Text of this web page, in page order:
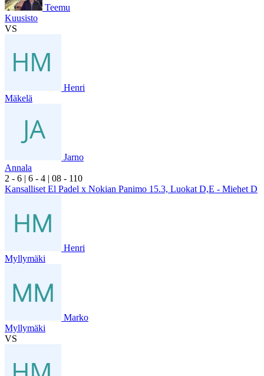
Teemu
Kuusisto
VS
Henri
Mäkelä
Jarno
Annala
2 - 6 | 6 - 4 | 08 - 110
Kansalliset El Padel x Nokian Panimo 15.3, Luokat D,E - Miehet D
Henri
Myllymäki
Marko
Myllymäki
VS